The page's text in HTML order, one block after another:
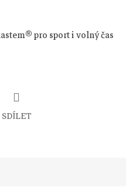
pro sport i volný čas
SDÍLET